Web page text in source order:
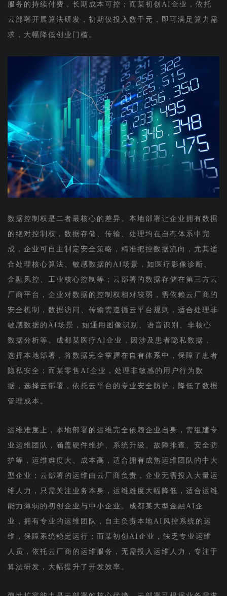
服务的持续付费，长期成本可控；而某初创AI企业，依托
云部署开展算法研发，初期仅投入数千元，即可满足算力需
求，大幅降低创业门槛。
数据控制权是二者最核心的差异。本地部署让企业拥有数据
的绝对控制权，数据存储、传输、处理均在自有体系中完
成，企业可自主制定安全策略，精准把控数据流向，尤其适
合处理核心算法、敏感数据的AI场景，如医疗影像诊断、
金融风控、工业核心控制等；云部署的数据存储在第三方云
厂商平台，企业对数据的控制权相对较弱，需依赖云厂商的
安全机制，数据访问、传输需遵循云平台规则，适合处理非
敏感数据的AI场景，如通用图像识别、语音识别、非核心
数据分析等。成都某医疗AI企业，因涉及患者隐私数据，
选择本地部署，将数据完全掌握在自有体系中，保障了患者
隐私安全；而某零售AI企业，处理非敏感的用户行为数
据，选择云部署，依托云平台的专业安全防护，降低了数据
管理成本。
运维难度上，本地部署的运维完全依赖企业自身，需组建专
业运维团队，涵盖硬件维护、系统升级、故障排查、安全防
护等，运维难度大、成本高，适合拥有成熟运维团队的中大
型企业；云部署的运维由云厂商负责，企业无需投入大量运
维人力，只需关注业务本身，运维难度大幅降低，适合运维
能力薄弱的初创企业与中小企业。成都某大型金融AI企
业，拥有专业的运维团队，自主负责本地AI风控系统的运
维，保障系统稳定运行；而某初创AI企业，缺乏专业运维
人员，依托云厂商的运维服务，无需投入运维人力，专注于
算法研发，大幅提升了开发效率。